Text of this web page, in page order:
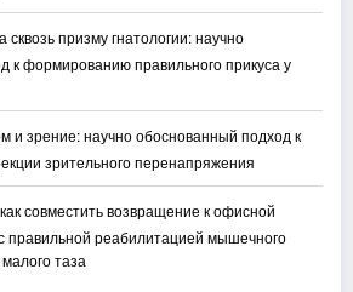
сквозь призму гнатологии: научно
к формированию правильного прикуса у
и зрение: научно обоснованный подход к
зрительного перенапряжения
совместить возвращение к офисной
правильной реабилитацией мышечного
таза